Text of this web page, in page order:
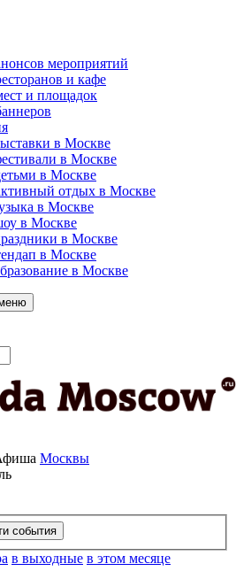
мероприятий
и кафе
и площадок
в Москве
в Москве
в Москве
отдых в Москве
в Москве
в Москве
в Москве
в Москве
в Москве
Москвы
в выходные в этом месяце